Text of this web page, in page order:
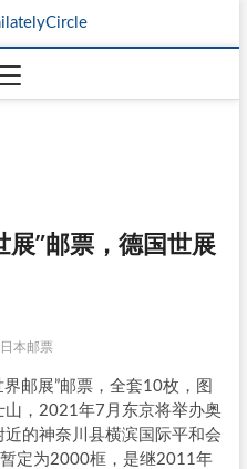
”邮票，德国世展
日本邮票
邮展”邮票，全套10枚，图
，2021年7月东京将举办奥
的神奈川县横滨国际平和会
定为2000框，是继2011年